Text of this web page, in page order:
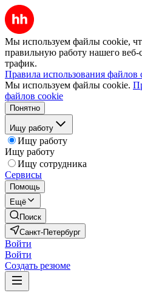
Мы используем файлы cookie,
правильную работу нашего веб-
трафик.
Правила использования файлов
Мы используем файлы cookie.
файлов cookie
Понятно
Ищу работу
Ищу работу
Ищу работу
Ищу сотрудника
Сервисы
Помощь
Ещё
Поиск
Санкт-Петербург
Войти
Войти
Создать резюме